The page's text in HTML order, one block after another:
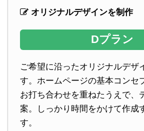
オリジナルデザインを制作
Dプラン
ご希望に沿ったオリジナルデザ
す。ホームページの基本コンセ
お打ち合わせを重ねたうえで、
案。しっかり時間をかけて作成
す。